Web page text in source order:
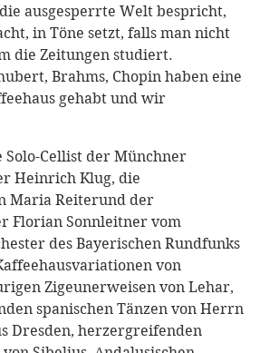
ausgesperrte Welt bespricht,
in Töne setzt, falls man nicht
die Zeitungen studiert.
Brahms, Chopin haben eine
gehabt und wir
Solo-Cellist der Münchner
Heinrich Klug, die
Maria Reiterund der
Florian Sonnleitner vom
des Bayerischen Rundfunks
von
Zigeunerweisen von Lehar,
spanischen Tänzen von Herrn
Dresden, herzergreifenden